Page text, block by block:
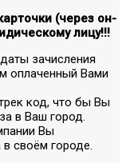
(через он-
лицу!!!
зачисления
оплаченный Вами
код, что бы Вы
в Ваш город.
Вы
в своём городе.